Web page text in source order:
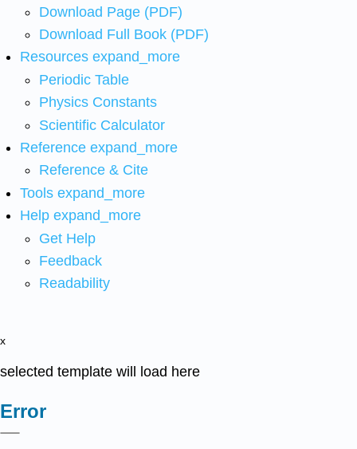
Download Page (PDF)
Download Full Book (PDF)
Resources expand_more
Periodic Table
Physics Constants
Scientific Calculator
Reference expand_more
Reference & Cite
Tools expand_more
Help expand_more
Get Help
Feedback
Readability
x
selected template will load here
Error